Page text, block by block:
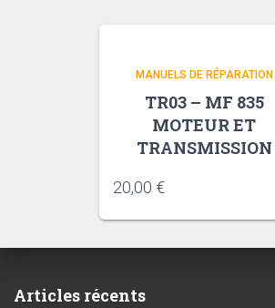
MANUELS DE RÉPARATION
TR03 – MF 835
MOTEUR ET
TRANSMISSION
20,00 €
Articles récents